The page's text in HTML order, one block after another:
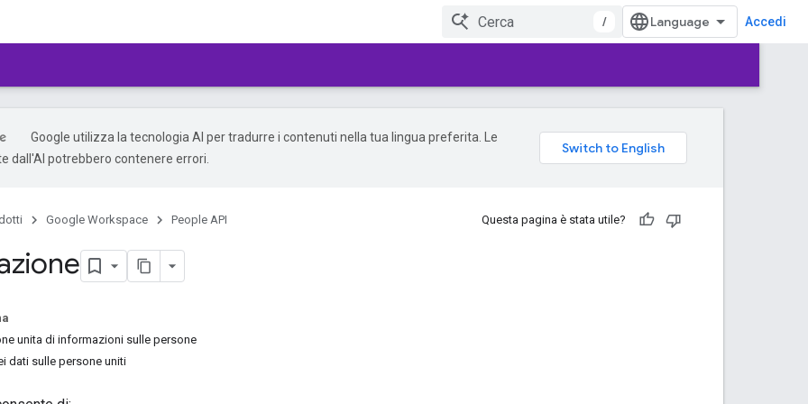
/ Accedi
Google utilizza la tecnologia AI per tradurre i contenuti nella tua lingua preferita. Le
dall'AI potrebbero contenere errori.
Google Workspace People API Questa pagina è stata utile?
unita di informazioni sulle persone
dati sulle persone uniti